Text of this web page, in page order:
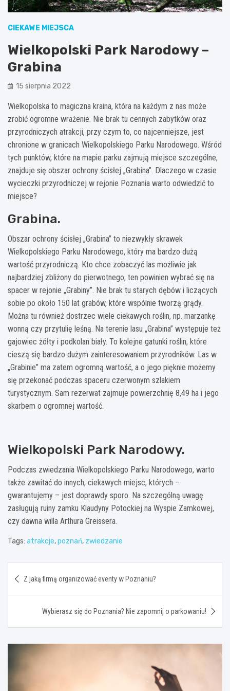
CIEKAWE MIEJSCA
Wielkopolski Park Narodowy –
Grabina
15 sierpnia 2022
Wielkopolska to magiczna kraina, która na każdym z nas może
zrobić ogromne wrażenie. Nie brak tu cennych zabytków oraz
przyrodniczych atrakcji, przy czym to, co najcenniejsze, jest
chronione w granicach Wielkopolskiego Parku Narodowego. Wśród
tych punktów, które na mapie parku zajmują miejsce szczególne,
znajduje się obszar ochrony ścisłej „Grabina”. Dlaczego w czasie
wycieczki przyrodniczej w rejonie Poznania warto odwiedzić to
miejsce?
Grabina.
Obszar ochrony ścisłej „Grabina” to niezwykły skrawek
Wielkopolskiego Parku Narodowego, który ma bardzo dużą
wartość przyrodniczą. Kto chce zobaczyć las możliwie jak
najbardziej zbliżony do pierwotnego, ten powinien wybrać się na
spacer w rejonie „Grabiny”. Nie brak tu starych dębów i liczących
sobie po około 150 lat grabów, które wspólnie tworzą grądy.
Można tu również dostrzec wiele ciekawych roślin, np. marzankę
wonną czy przytulię leśną. Na terenie lasu „Grabina” występuje też
gajowiec żółty i podkolan biały. To kolejne gatunki roślin, które
cieszą się bardzo dużym zainteresowaniem przyrodników. Las w
„Grabinie” ma zatem ogromną wartość, a o jego pięknie możemy
się przekonać podczas spaceru czerwonym szlakiem
turystycznym. Sam rezerwat zajmuje powierzchnię 8,49 ha i jego
skarbem o ogromnej wartość.
Wielkopolski Park Narodowy.
Podczas zwiedzania Wielkopolskiego Parku Narodowego, warto
także zawitać do innych, ciekawych miejsc, których –
gwarantujemy – jest doprawdy sporo. Na szczególną uwagę
zasługują ruiny zamku Klaudyny Potockiej na Wyspie Zamkowej,
czy dawna willa Arthura Greissera.
Tags: atrakcje,poznań, zwiedzanie
wpisu
Z jaką firmą organizować eventy w Poznaniu?
Wybierasz się do Poznania? Nie zapomnij o parkowaniu!